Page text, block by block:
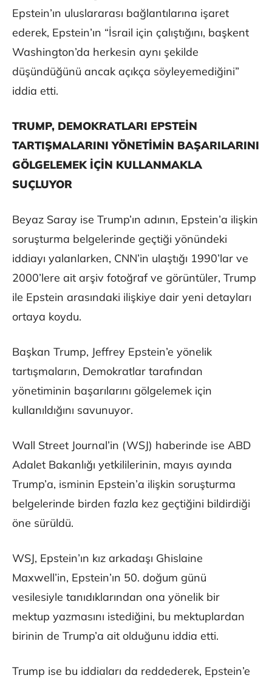
Epstein’ın uluslararası bağlantılarına işaret
ederek, Epstein’ın “İsrail için çalıştığını, başkent
Washington’da herkesin aynı şekilde
düşündüğünü ancak açıkça söyleyemediğini”
iddia etti.
TRUMP, DEMOKRATLARI EPSTEİN
TARTIŞMALARINI YÖNETİMİN BAŞARILARINI
GÖLGELEMEK İÇİN KULLANMAKLA
SUÇLUYOR
Beyaz Saray ise Trump’ın adının, Epstein’a ilişkin
soruşturma belgelerinde geçtiği yönündeki
iddiayı yalanlarken, CNN’in ulaştığı 1990’lar ve
2000’lere ait arşiv fotoğraf ve görüntüler, Trump
ile Epstein arasındaki ilişkiye dair yeni detayları
ortaya koydu.
Başkan Trump, Jeffrey Epstein’e yönelik
tartışmaların, Demokratlar tarafından
yönetiminin başarılarını gölgelemek için
kullanıldığını savunuyor.
Wall Street Journal’in (WSJ) haberinde ise ABD
Adalet Bakanlığı yetkililerinin, mayıs ayında
Trump’a, isminin Epstein’a ilişkin soruşturma
belgelerinde birden fazla kez geçtiğini bildirdiği
öne sürüldü.
WSJ, Epstein’ın kız arkadaşı Ghislaine
Maxwell’in, Epstein’ın 50. doğum günü
vesilesiyle tanıdıklarından ona yönelik bir
mektup yazmasını istediğini, bu mektuplardan
birinin de Trump’a ait olduğunu iddia etti.
Trump ise bu iddiaları da reddederek, Epstein’e